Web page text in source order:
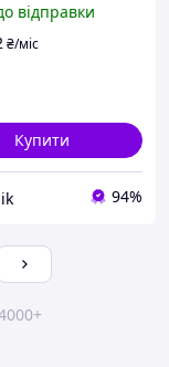
ножі для
FA-26
відправки
₴/міс
Купити
94%